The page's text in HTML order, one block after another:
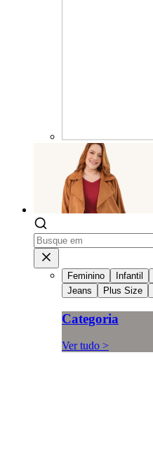
Feminino Infantil
Jeans
Plus Size
Categoria
Ver tudo >